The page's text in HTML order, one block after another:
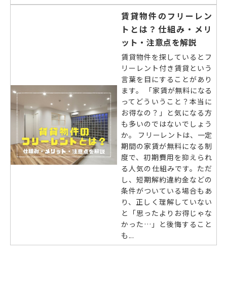
賃貸物件のフリーレン
トとは？仕組み・メリ
ット・注意点を解説
賃貸物件を探しているとフ
リーレント付き賃貸という
言葉を目にすることがあり
ます。 「家賃が無料になる
ってどういうこと？本当に
お得なの？」と気になる方
も多いのではないでしょう
か。 フリーレントは、一定
期間の家賃が無料になる制
度で、初期費用を抑えられ
る人気の仕組みです。ただ
し、短期解約違約金などの
条件がついている場合もあ
り、正しく理解していない
と「思ったよりお得じゃな
かった…」と後悔すること
も...